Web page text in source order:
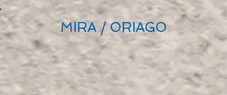
MIRA / ORIAGO